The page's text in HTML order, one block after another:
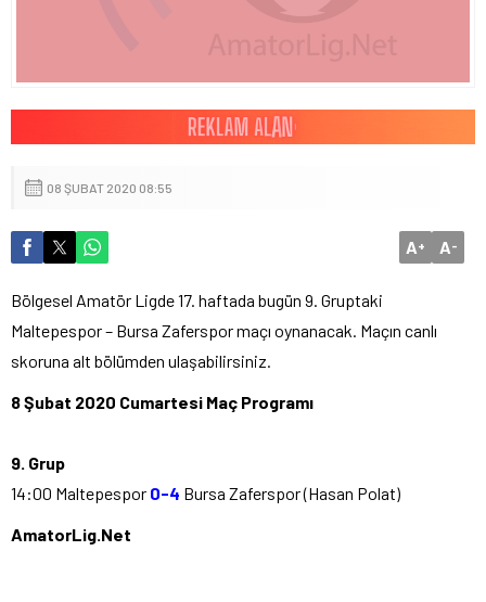
08 ŞUBAT 2020 08:55
A+ A-
Bölgesel Amatör Ligde 17. haftada bugün 9. Gruptaki
Maltepespor – Bursa Zaferspor maçı oynanacak. Maçın canlı
skoruna alt bölümden ulaşabilirsiniz.
8 Şubat 2020 Cumartesi Maç Programı
9. Grup
14:00 Maltepespor 0-4 Bursa Zaferspor (Hasan Polat)
AmatorLig.Net